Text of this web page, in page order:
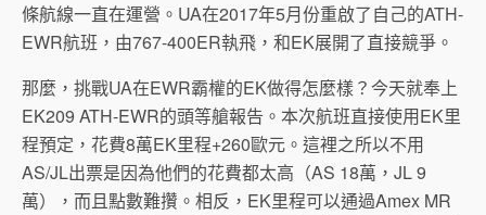
條航線一直在運營。UA在2017年5月份重啟了自己的ATH-
EWR航班，由767-400ER執飛，和EK展開了直接競爭。
那麼，挑戰UA在EWR霸權的EK做得怎麼樣？今天就奉上
EK209 ATH-EWR的頭等艙報告。本次航班直接使用EK里
程預定，花費8萬EK里程+260歐元。這裡之所以不用
AS/JL出票是因為他們的花費都太高（AS 18萬，JL 9
萬），而且點數難攢。相反，EK里程可以通過Amex MR